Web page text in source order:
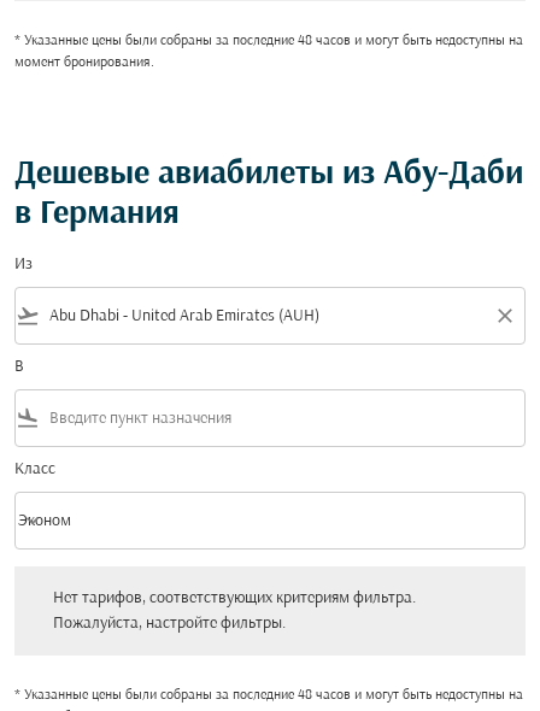
* Указанные цены были собраны за последние 48 часов и могут быть недоступны на
момент бронирования.
Дешевые авиабилеты из Абу-Даби
в Германия
Из
flight_takeoff close
В
flight_land
Класс
Класс option Эконом Selected
Эконом
keyboard_arrow_down
Нет тарифов, соответствующих критериям фильтра.
Пожалуйста, настройте фильтры.
* Указанные цены были собраны за последние 48 часов и могут быть недоступны на